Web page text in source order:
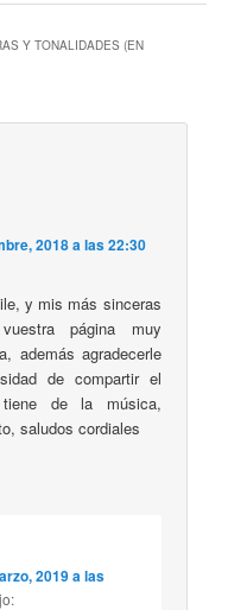
Y TONALIDADES (EN
2018 a las 22:30
y mis más sinceras
página muy
además agradecerle
de compartir el
tiene de la música,
saludos cordiales
2019 a las